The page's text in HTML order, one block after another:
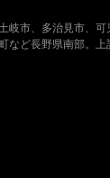
岐市、多治見市
ど長野県南部。上